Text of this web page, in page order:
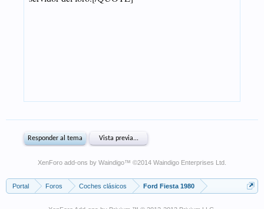
XenForo add-ons by Waindigo™ ©2014 Waindigo Enterprises Ltd
Portal Foros Coches clásicos Ford Fiesta 1980